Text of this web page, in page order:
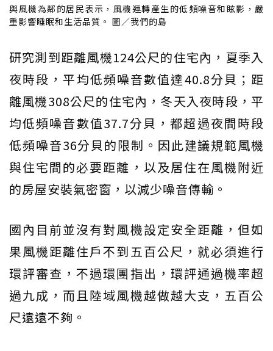
與風機為鄰的居民表示，風機運轉產生的低頻噪音和眩影，嚴
重影響睡眠和生活品質。 圖／我們的島
研究測到距離風機124公尺的住宅內，夏季入
夜時段，平均低頻噪音數值達40.8分貝；距
離風機308公尺的住宅內，冬天入夜時段，平
均低頻噪音數值37.7分貝，都超過夜間時段
低頻噪音36分貝的限制。因此建議規範風機
與住宅間的必要距離，以及居住在風機附近
的房屋安裝氣密窗，以減少噪音傳輸。
國內目前並沒有對風機設定安全距離，但如
果風機距離住戶不到五百公尺，就必須進行
環評審查，不過環團指出，環評通過機率超
過九成，而且陸域風機越做越大支，五百公
尺遠遠不夠。